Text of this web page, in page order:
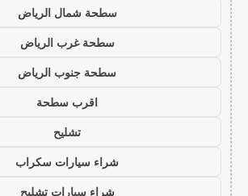
سطحة شمال الرياض
سطحة غرب الرياض
سطحة جنوب الرياض
اقرب سطحة
تشليح
شراء سيارات سكراب
شراء سيارات تشليح